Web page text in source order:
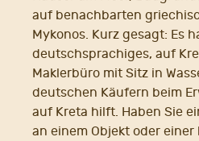
auf benachbarten
Mykonos. Kurz gesagt: Es
deutschsprachiges, auf
Maklerbüro mit Sitz in
deutschen Käufern beim
auf Kreta hilft. Haben Sie
an einem Objekt oder